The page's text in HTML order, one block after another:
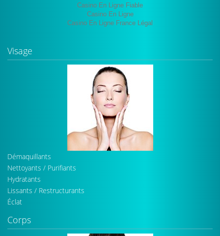
Casino En Ligne Fiable
Casino En Ligne
Casino En Ligne France Légal
Visage
Démaquillants
Nettoyants / Purifiants
Hydratants
Lissants / Restructurants
Éclat
Corps